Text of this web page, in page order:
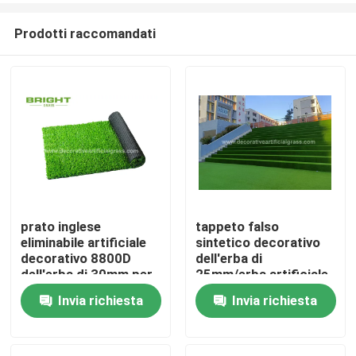
Prodotti
Chi siamo
Prodotti raccomandati
prato inglese
eliminabile artificiale
decorativo 8800D
dell'erba di 30mm per
la festa nuziale
Invia richiesta
tappeto falso
sintetico decorativo
dell'erba di
25mm/erba artificiale
verde della scala
60*120cmInvia richiesta